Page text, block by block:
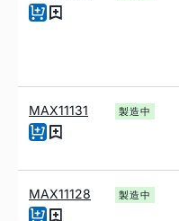
MAX11131 製造中
MAX11128 製造中